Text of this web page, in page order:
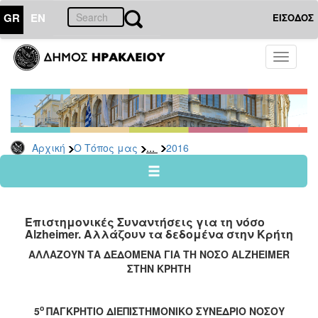
GR EN ΕΙΣΟΔΟΣ
Toggle
Αρχική Ο Τόπος μας ... 2016
ΤΟΠΟΣ
ΜΑΣ
Ανακοινώσεις
Αρχείο
2026
2024
2022
2021
2018
Επιστημονικές Συναντήσεις για τη νόσο
Alzheimer. Αλλάζουν τα δεδομένα στην Κρήτη
ΑΛΛΑΖΟΥΝ ΤΑ ΔΕΔΟΜΕΝΑ ΓΙΑ ΤΗ ΝΟΣΟ ALZHEIMER
ΣΤΗΝ ΚΡΗΤΗ
5ο ΠΑΓΚΡΗΤΙΟ ΔΙΕΠΙΣΤΗΜΟΝΙΚΟ ΣΥΝΕΔΡΙΟ ΝΟΣΟΥ